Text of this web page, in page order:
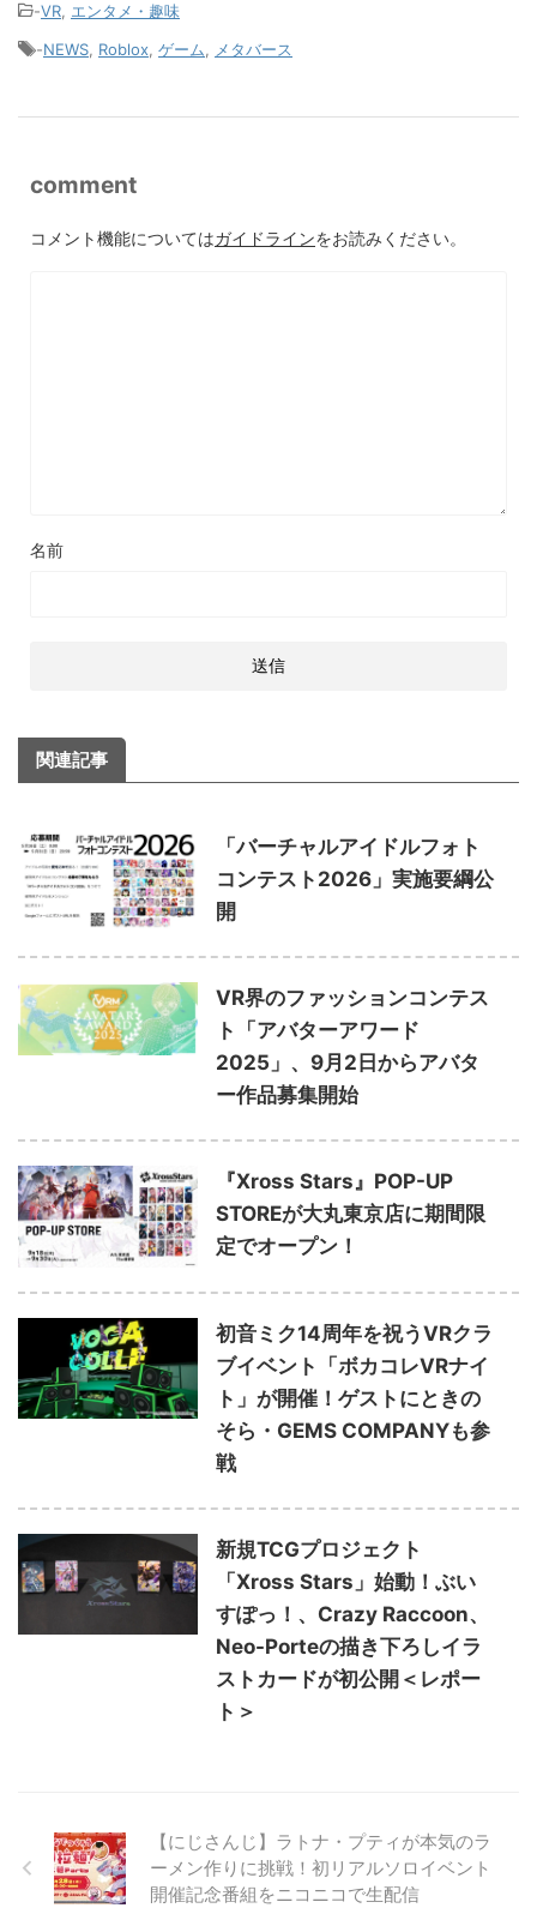
-VR エンタメ・趣味
-NEWS Roblox ゲーム メタバース
comment
コメント機能についてはガイドラインをお読みください。
名前
関連記事
「バーチャルアイドルフォト
コンテスト2026」実施要綱公
開
VR界のファッションコンテス
ト「アバターアワード
2025」、9月2日からアバタ
ー作品募集開始
『Xross Stars』POP-UP
STOREが大丸東京店に期間限
定でオープン！
初音ミク14周年を祝うVRクラ
ブイベント「ボカコレVRナイ
ト」が開催！ゲストにときの
そら・GEMS COMPANYも参
戦
新規TCGプロジェクト
「Xross Stars」始動！ぶい
すぽっ！、Crazy Raccoon、
Neo-Porteの描き下ろしイラ
ストカードが初公開＜レポー
ト＞
【にじさんじ】ラトナ・プティが本気のラ
ーメン作りに挑戦！初リアルソロイベント
開催記念番組をニコニコで生配信